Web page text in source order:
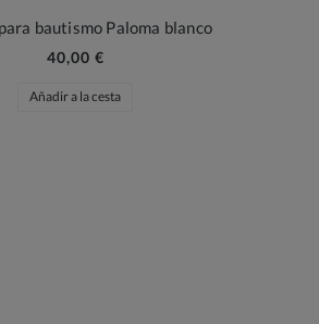
bautismo Paloma blanco
40,00 €
Añadir a la cesta